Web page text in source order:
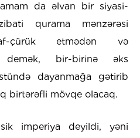
da əlvan bir siyasi-
qurama mənzərəsi
çürük etmədən və
demək, bir-birinə əks
dayanmağa gətirib
birtərəfli mövqe olacaq.
imperiya deyildi, yəni